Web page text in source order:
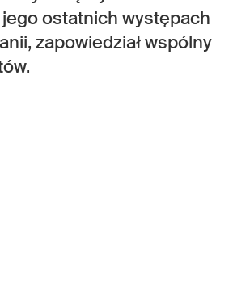
ostatnich występach
zapowiedział wspólny